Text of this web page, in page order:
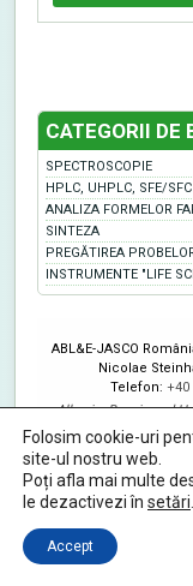
CATEGORII DE
SPECTROSCOPIE
HPLC, UHPLC, SFE/SFC
ANALIZA FORMELOR
SINTEZA
PREGĂTIREA
INSTRUMENTE "LIFE
ABL&E-JASCO
Nicolae
Telefon: +40
Albania,Bosnia and
Hungary
Moldova ,
Folosim cookie-uri
site-ul nostru web.
Poți afla mai multe
le dezactivezi în setări
Accept